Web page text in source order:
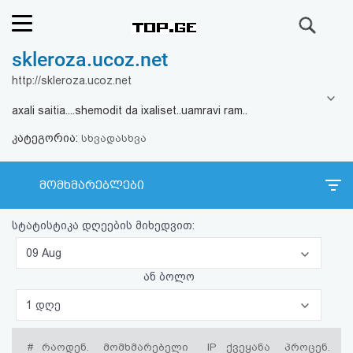
რეიტინგი
ფოსტა
კითხვა-
პასუხი
ავტორიზაცია
რეგისტრაცია
skleroza.ucoz.net
http://skleroza.ucoz.net
axali saitia....shemodit da ixaliset..uamravi ram..
კატეგორია: სხვადასხვა
მომხმარებლები
სტატისტიკა დღეების მიხედვით:
09 Aug
ან ბოლო
1 დღე
# რაოდენ. მომხმარებელი IP ქვეყანა პროცენ.